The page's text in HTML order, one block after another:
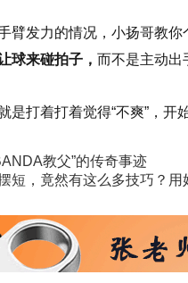
臂发力的情况，小扬哥教你
球来碰拍子， 而不是主动出
是打着打着觉得“不爽”，开
教父”的传奇事迹
短，竟然有这么多技巧？用